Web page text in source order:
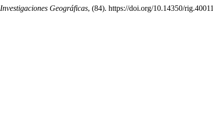
Investigaciones Geográficas, (84). https://doi.org/10.14350/rig.40011